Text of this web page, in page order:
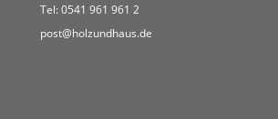
Tel: 0541 961 961 2
post@holzundhaus.de